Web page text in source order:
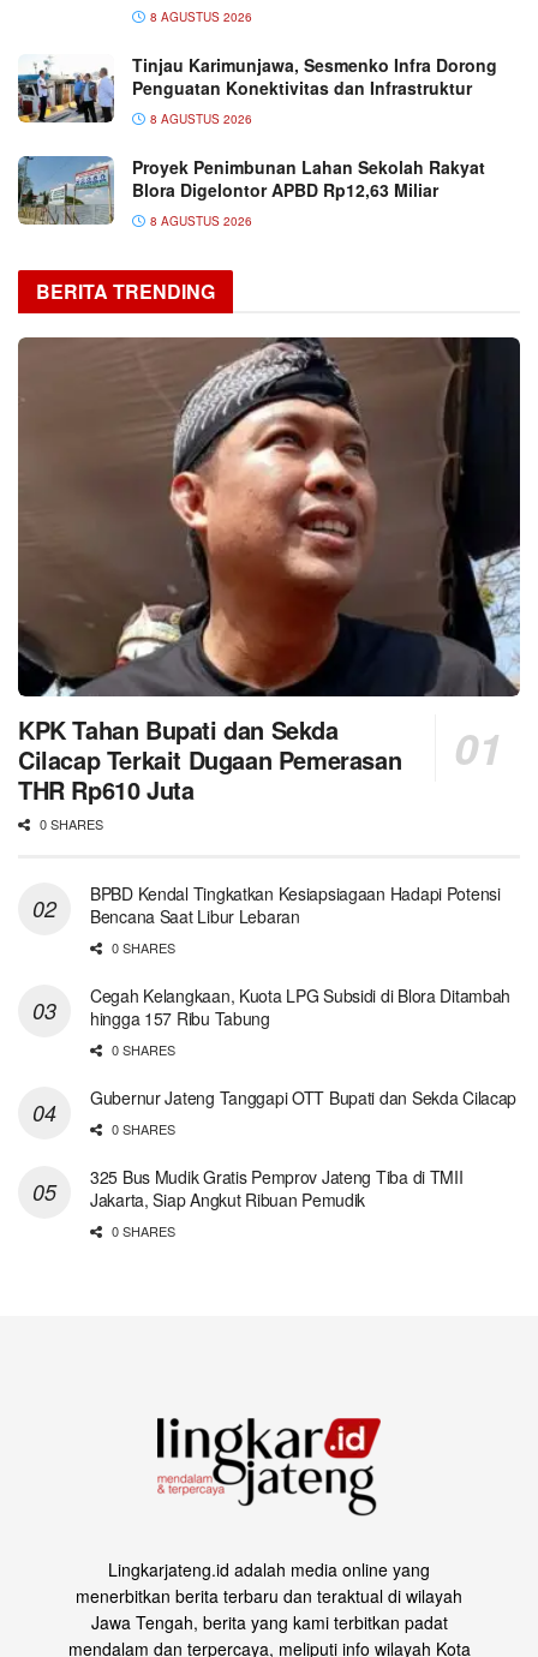
8 AGUSTUS 2026
Tinjau Karimunjawa, Sesmenko Infra Dorong
Penguatan Konektivitas dan Infrastruktur
8 AGUSTUS 2026
Proyek Penimbunan Lahan Sekolah Rakyat
Blora Digelontor APBD Rp12,63 Miliar
8 AGUSTUS 2026
BERITA TRENDING
KPK Tahan Bupati dan Sekda
Cilacap Terkait Dugaan Pemerasan
THR Rp610 Juta
0 SHARES
BPBD Kendal Tingkatkan Kesiapsiagaan Hadapi Potensi
Bencana Saat Libur Lebaran
0 SHARES
Cegah Kelangkaan, Kuota LPG Subsidi di Blora Ditambah
hingga 157 Ribu Tabung
0 SHARES
Gubernur Jateng Tanggapi OTT Bupati dan Sekda Cilacap
0 SHARES
325 Bus Mudik Gratis Pemprov Jateng Tiba di TMII
Jakarta, Siap Angkut Ribuan Pemudik
0 SHARES
Lingkarjateng.id adalah media online yang
menerbitkan berita terbaru dan teraktual di wilayah
Jawa Tengah, berita yang kami terbitkan padat
mendalam dan terpercaya, meliputi info wilayah Kota